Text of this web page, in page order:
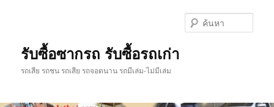
รับซื้อซากรถ รับซื้อรถเก่า
รถเสีย รถชน รถเสีย รถจอดนาน รถมีเล่ม-ไม่มีเล่ม